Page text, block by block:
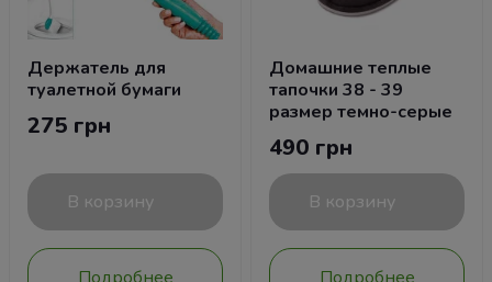
Держатель для
туалетной бумаги
275 грн
В корзину
Домашние теплые
тапочки 38 - 39
размер темно-серые
490 грн
В корзину